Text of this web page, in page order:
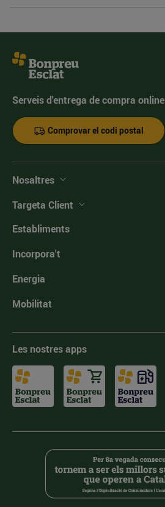
Serveis d'entrega de compra online
Comprovar el codi postal
Nosaltres
Targeta Client
Establiments
Incorpora't
Energia
Mobilitat
Les nostres apps